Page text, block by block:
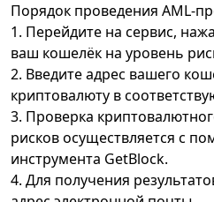
Порядок проведения AML-
1. Перейдите на сервис,
ваш кошелёк на уровень
2. Введите адрес вашего
криптовалюту в
3. Проверка
рисков осуществляется с
инструмента GetBlock.
4. Для получения